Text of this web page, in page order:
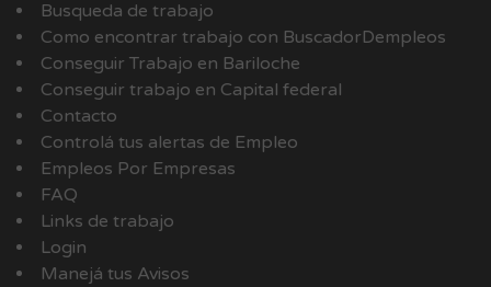
Busqueda de trabajo
Como encontrar trabajo con BuscadorDempleos
Conseguir Trabajo en Bariloche
Conseguir trabajo en Capital federal
Contacto
Controlá tus alertas de Empleo
Empleos Por Empresas
FAQ
Links de trabajo
Login
Manejá tus Avisos